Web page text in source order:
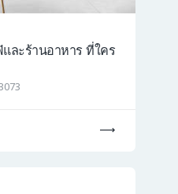
ละร้านอาหาร ที่ใคร